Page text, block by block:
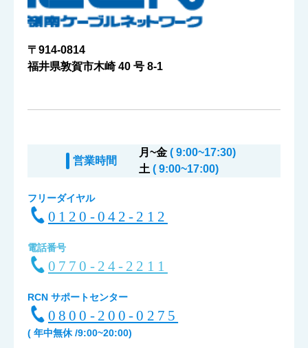
〒914-0814
福井県敦賀市木崎 40 号 8-1
営業時間
月~金 ( 9:00~17:30)
土 ( 9:00~17:00)
フリーダイヤル
0120-042-212
電話番号
0770-24-2211
RCN サポートセンター
0800-200-0275
( 年中無休 /9:00~20:00)